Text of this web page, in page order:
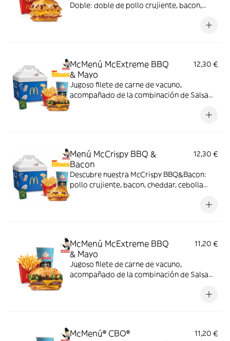
Doble: doble de pollo crujiente, bacon,
McMenú McExtreme BBQ
& Mayo
12,30 €
Jugoso filete de carne de vacuno,
acompañado de la combinación de Salsa
doble de cheddar, lechuga fresca y tiras de
Menú McCrispy BBQ &
Bacon
12,30 €
Descubre nuestra McCrispy BBQ&Bacon:
pollo crujiente, bacon, cheddar, cebolla
harina de trigo con copos de patata. ¡Sabor
McMenú McExtreme BBQ
& Mayo
11,20 €
Jugoso filete de carne de vacuno,
acompañado de la combinación de Salsa
doble de cheddar, lechuga fresca y tiras de
McMenú® CBO®
11,20 €